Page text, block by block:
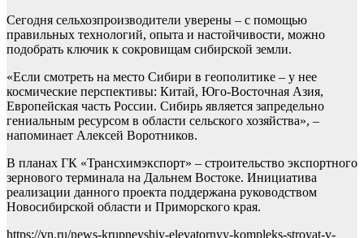
Сегодня сельхозпроизводители уверены – с помощью
правильных технологий, опыта и настойчивости, можно
подобрать ключик к сокровищам сибирской земли.
«Если смотреть на место Сибири в геополитике – у нее
космические перспективы: Китай, Юго-Восточная Азия,
Европейская часть России. Сибирь является запредельно
гениальным ресурсом в области сельского хозяйства», –
напоминает Алексей Воротников.
В планах ГК «Трансхимэкспорт» – строительство экспортного
зернового терминала на Дальнем Востоке. Инициатива
реализации данного проекта поддержана руководством
Новосибирской области и Приморского края.
https://vn.ru/news-krupneyshiy-elevatornyy-kompleks-stroyat-v-